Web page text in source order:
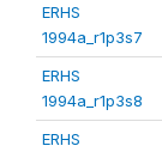
ERHS
1994a_r1p3s7
ERHS
1994a_r1p3s8
ERHS